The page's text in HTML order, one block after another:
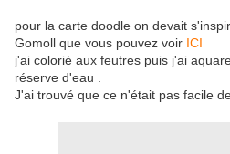
pour la carte doodle on devait
Gomoll que vous pouvez voir ICI
j'ai colorié aux feutres puis j'ai
réserve d'eau .
J'ai trouvé que ce n'était pas facile